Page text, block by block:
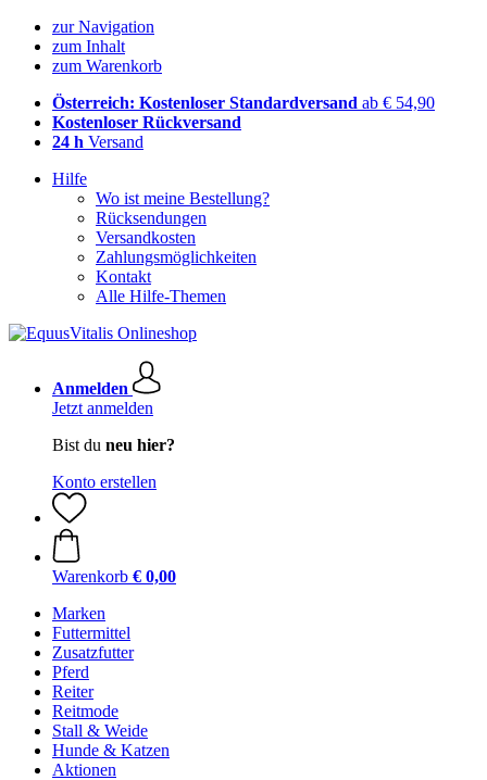
zur Navigation
zum Inhalt
zum Warenkorb
Österreich: Kostenloser Standardversand ab € 54,90
Kostenloser Rückversand
24 h Versand
Hilfe
Wo ist meine Bestellung?
Rücksendungen
Versandkosten
Zahlungsmöglichkeiten
Kontakt
Alle Hilfe-Themen
Anmelden
Jetzt anmelden
Bist du neu hier?
Konto erstellen
Warenkorb € 0,00
Marken
Futtermittel
Zusatzfutter
Pferd
Reiter
Reitmode
Stall & Weide
Hunde & Katzen
Aktionen